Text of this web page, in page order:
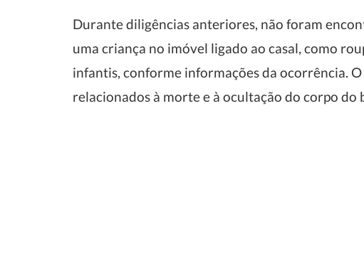
Durante diligências anteriores, não foram
uma criança no imóvel ligado ao casal, como
infantis, conforme informações da ocorrência.
relacionados à morte e à ocultação do corpo do